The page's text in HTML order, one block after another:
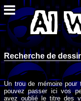
Recherche de
Un trou de mémoire pour
pouvez passer ici vos
avez oublié le titre des